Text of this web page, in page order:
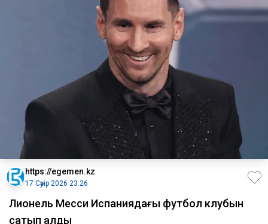
https://egemen.kz
17 Сәуір 2026 23:26
Лионель Месси Испаниядағы футбол клубын
сатып алды